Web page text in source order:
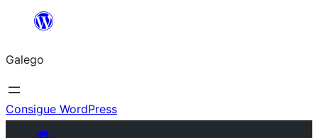
Saltar
contido
Galego
Consigue WordPress